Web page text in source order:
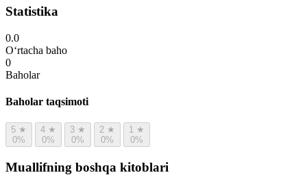
Statistika
0.0
O‘rtacha baho
0
Baholar
Baholar taqsimoti
5 ★
0%
4 ★
0%
3 ★
0%
2 ★
0%
1 ★
0%
Muallifning boshqa kitoblari